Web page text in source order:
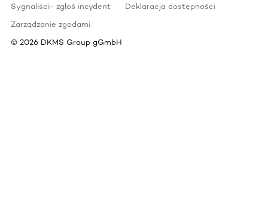
Sygnaliści- zgłoś incydent
Deklaracja dostępności
Zarządzanie zgodami
© 2026 DKMS Group gGmbH